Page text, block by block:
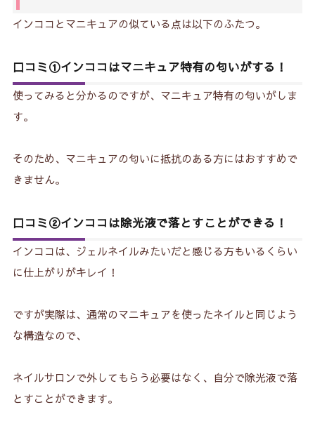
インココとマニキュアの似ている点は以下のふたつ。
口コミ①インココはマニキュア特有の匂いがする！
使ってみると分かるのですが、マニキュア特有の匂いがしま
す。
そのため、マニキュアの匂いに抵抗のある方にはおすすめで
きません。
口コミ②インココは除光液で落とすことができる！
インココは、ジェルネイルみたいだと感じる方もいるくらい
に仕上がりがキレイ！
ですが実際は、通常のマニキュアを使ったネイルと同じよう
な構造なので、
ネイルサロンで外してもらう必要はなく、自分で除光液で落
とすことができます。